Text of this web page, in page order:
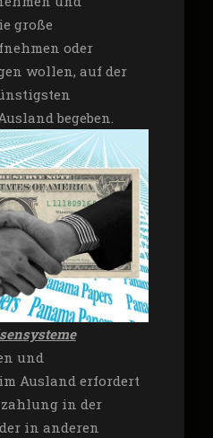
große
oder
wollen, auf der
begeben.
und
Ausland erfordert
in der
in anderen